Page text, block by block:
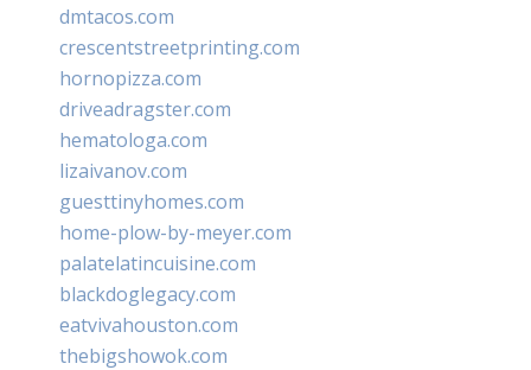
dmtacos.com
crescentstreetprinting.com
hornopizza.com
driveadragster.com
hematologa.com
lizaivanov.com
guesttinyhomes.com
home-plow-by-meyer.com
palatelatincuisine.com
blackdoglegacy.com
eatvivahouston.com
thebigshowok.com